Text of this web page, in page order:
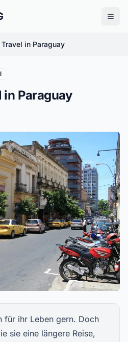
in Paraguay
in Paraguay
für ihr Leben gern. Doch
sie eine längere Reise,